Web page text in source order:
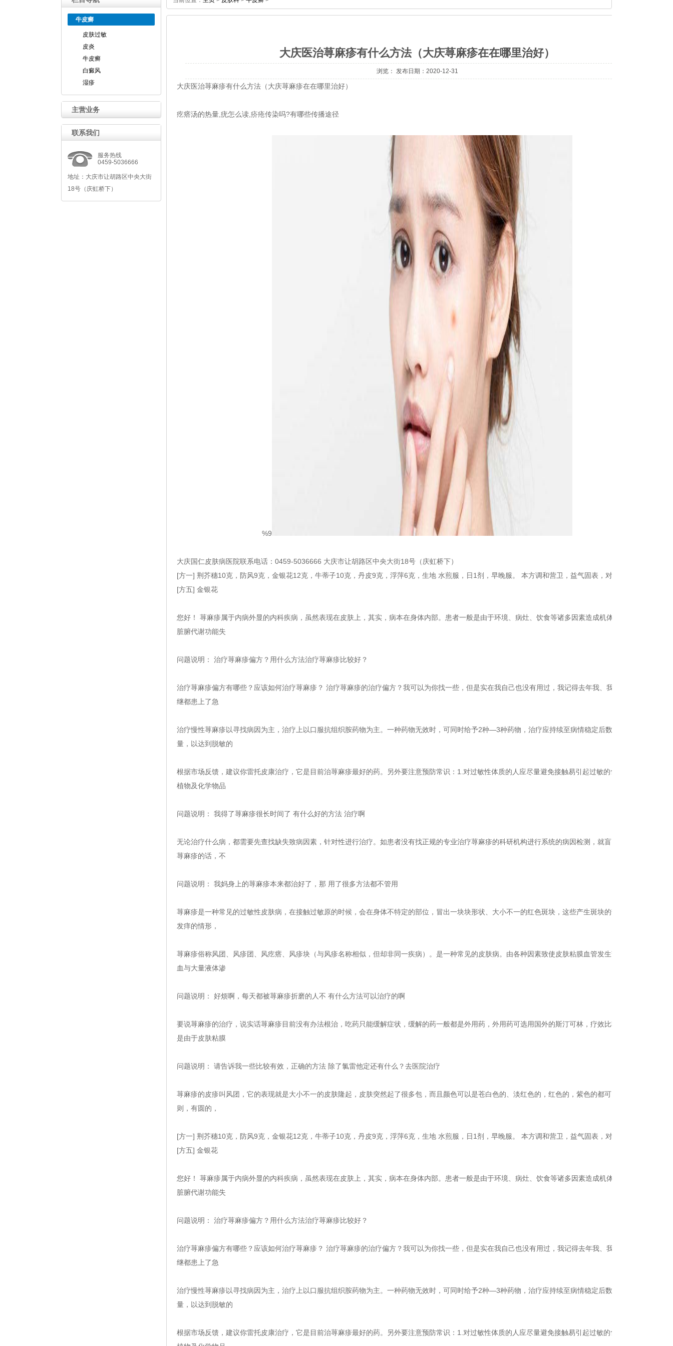
牛皮癣
皮肤过敏
皮炎
牛皮癣
白癜风
湿疹
主营业务
联系我们
服务热线
0459-5036666
地址：大庆市让胡路区中央大街
18号（庆虹桥下）
大庆医治荨麻疹有什么方法（大庆荨麻疹在在哪里治好）
浏览： 发布日期：2020-12-31
大庆医治荨麻疹有什么方法（大庆荨麻疹在在哪里治好）
疙瘩汤的热量 疣怎么读 疥疮传染吗?有哪些传播途径
%9
大庆国仁皮肤病医院联系电话：0459-5036666 大庆市让胡路区中央大街18号（庆虹桥下）
[方一] 荆芥穗10克，防风9克，金银花12克，牛蒂子10克，丹皮9克，浮萍6克，生地 水煎服，日1剂，早晚服。 本方调和营卫，益气固表，对荨麻疹有效。
[方五] 金银花
您好！ 荨麻疹属于内病外显的内科疾病，虽然表现在皮肤上，其实，病本在身体内部。患者一般是由于环境、病灶、饮食等诸多因素造成机体免疫力下降，
脏腑代谢功能失
问题说明： 治疗荨麻疹偏方？用什么方法治疗荨麻疹比较好？
治疗荨麻疹偏方有哪些？应该如何治疗荨麻疹？ 治疗荨麻疹的治疗偏方？我可以为你找一些，但是实在我自己也没有用过，我记得去年我、我妈、我妹都相
继都患上了急
治疗慢性荨麻疹以寻找病因为主，治疗上以口服抗组织胺药物为主。一种药物无效时，可同时给予2种—3种药物，治疗应持续至病情稳定后数日再逐渐减
量，以达到脱敏的
根据市场反馈，建议你雷托皮康治疗，它是目前治荨麻疹最好的药。另外要注意预防常识：1.对过敏性体质的人应尽量避免接触易引起过敏的食物，药物，
植物及化学物品
问题说明： 我得了荨麻疹很长时间了 有什么好的方法 治疗啊
无论治疗什么病，都需要先查找缺失致病因素，针对性进行治疗。如患者没有找正规的专业治疗荨麻疹的科研机构进行系统的病因检测，就盲目用药物治疗
荨麻疹的话，不
问题说明： 我妈身上的荨麻疹本来都治好了，那 用了很多方法都不管用
荨麻疹是一种常见的过敏性皮肤病，在接触过敏原的时候，会在身体不特定的部位，冒出一块块形状、大小不一的红色斑块，这些产生斑块的部位，会发生
发痒的情形，
荨麻疹俗称风团、风疹团、风疙瘩、风疹块（与风疹名称相似，但却非同一疾病）。是一种常见的皮肤病。由各种因素致使皮肤粘膜血管发生暂时性炎性充
血与大量液体渗
问题说明： 好烦啊，每天都被荨麻疹折磨的人不 有什么方法可以治疗的啊
要说荨麻疹的治疗，说实话荨麻疹目前没有办法根治，吃药只能缓解症状，缓解的药一般都是外用药，外用药可选用国外的斯汀可林，疗效比较好。荨麻疹
是由于皮肤粘膜
问题说明： 请告诉我一些比较有效，正确的方法 除了氯雷他定还有什么？去医院治疗
荨麻疹的皮疹叫风团，它的表现就是大小不一的皮肤隆起，皮肤突然起了很多包，而且颜色可以是苍白色的、淡红色的，红色的，紫色的都可以，形状不规
则，有圆的，
[方一] 荆芥穗10克，防风9克，金银花12克，牛蒂子10克，丹皮9克，浮萍6克，生地 水煎服，日1剂，早晚服。 本方调和营卫，益气固表，对荨麻疹有效。
[方五] 金银花
您好！ 荨麻疹属于内病外显的内科疾病，虽然表现在皮肤上，其实，病本在身体内部。患者一般是由于环境、病灶、饮食等诸多因素造成机体免疫力下降，
脏腑代谢功能失
问题说明： 治疗荨麻疹偏方？用什么方法治疗荨麻疹比较好？
治疗荨麻疹偏方有哪些？应该如何治疗荨麻疹？ 治疗荨麻疹的治疗偏方？我可以为你找一些，但是实在我自己也没有用过，我记得去年我、我妈、我妹都相
继都患上了急
治疗慢性荨麻疹以寻找病因为主，治疗上以口服抗组织胺药物为主。一种药物无效时，可同时给予2种—3种药物，治疗应持续至病情稳定后数日再逐渐减
量，以达到脱敏的
根据市场反馈，建议你雷托皮康治疗，它是目前治荨麻疹最好的药。另外要注意预防常识：1.对过敏性体质的人应尽量避免接触易引起过敏的食物，药物，